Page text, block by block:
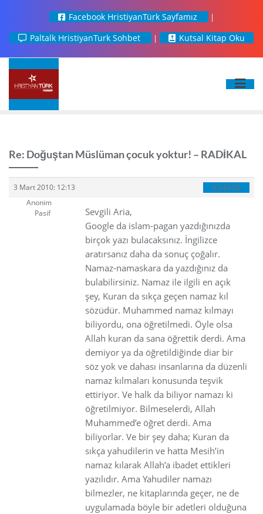
Facebook HristiyanTürk Sayfamız
Paltalk HristiyanTurk Sohbet
Kutsal Kitap Oku
Re: Doğuştan Müslüman çocuk yoktur! – RADİKAL
3 Mart 2010: 12:13 #34630
Anonim
Pasif
Sevgili Aria,
Google da islam-pagan yazdığınızda
birçok yazı bulacaksınız. İngilizce
aratırsanız daha da sonuç çoğalır.
Namaz-namaskara da yazdığınız da
bulabilirsiniz. Namaz ile ilgili en açık
şey, Kuran da sıkça geçen namaz kıl
sözüdür. Muhammed namaz kılmayı
biliyordu, ona öğretilmedi. Öyle olsa
Allah kuran da sana öğrettik derdi. Ama
demiyor ya da öğretildiğinde diar bir
söz yok ve dahası insanlarına da düzenli
namaz kılmaları konusunda teşvik
ettiriyor. Ve halk da biliyor namazı ki
öğretilmiyor. Bilmeselerdi, Allah
Muhammed’e öğret derdi. Ama
biliyorlar. Ve bir şey daha; Kuran da
sıkça yahudilerin ve hatta Mesih’in
namaz kılarak Allah’a ibadet ettikleri
yazılıdır. Ama Yahudiler namazı
bilmezler, ne kitaplarında geçer, ne de
uygulamada böyle bir adetleri olduğuna